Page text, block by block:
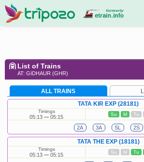
List of Trains
AT: GIDHAUR (GHR)
ALL TRAINS
TATA KIR EXP (28181)
Timings
05:13 05:15 Su M Tu
2A 3A SL 2S
TATA THE EXP (18181)
Timings
05:13 05:15 Su M Tu